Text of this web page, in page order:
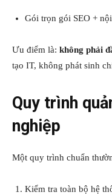
Gói trọn gói SEO +
Ưu điểm là: không phải
tạo IT, không phát sinh
Quy trình
nghiệp
Một quy trình chuẩn
Kiểm tra toàn bộ hệ